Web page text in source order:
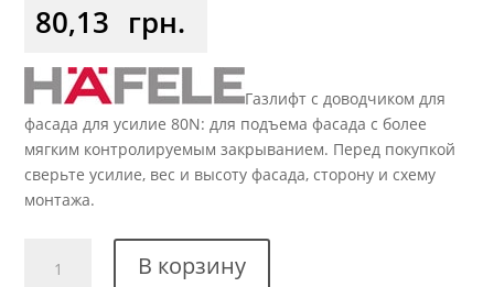
80,13 грн.
Газлифт с доводчиком для
фасада для усилие 80N: для подъема фасада с более
мягким контролируемым закрыванием. Перед покупкой
сверьте усилие, вес и высоту фасада, сторону и схему
монтажа.
товара
В корзину